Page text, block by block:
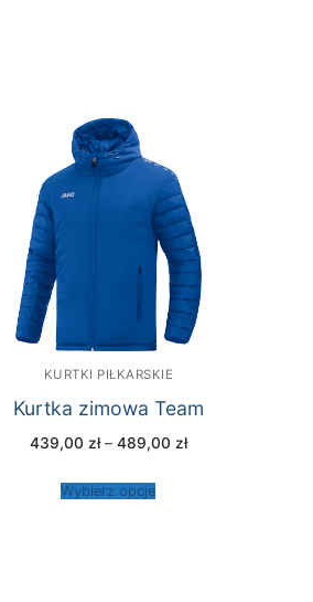
KURTKI PIŁKARSKIE
Kurtka zimowa Team
439,00 zł – 489,00 złZakres
Wybierz opcje